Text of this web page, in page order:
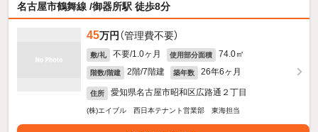
名古屋市鶴舞線 /御器所駅 徒歩8分
45万円 （管理費不要）
敷/礼 不要/1.0ヶ月 使用部分面積 74.0㎡
階数/階建 2階/7階建 築年数 26年6ヶ月
住所 愛知県名古屋市昭和区広路通２丁目
(株)エイブル 西日本テナント営業部 東海担当